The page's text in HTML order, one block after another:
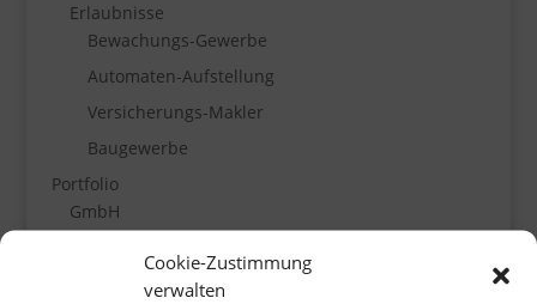
Cookie-Zustimmung
verwalten
Erlaubnisse
Bewachungs-Gewerbe
Automaten-Aufstellung
Versicherungs-Makler
Baugewerbe
Portfolio
GmbH